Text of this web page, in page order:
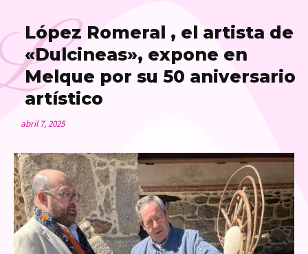
López Romeral , el artista de
«Dulcineas», expone en
Melque por su 50 aniversario
artístico
abril 7, 2025